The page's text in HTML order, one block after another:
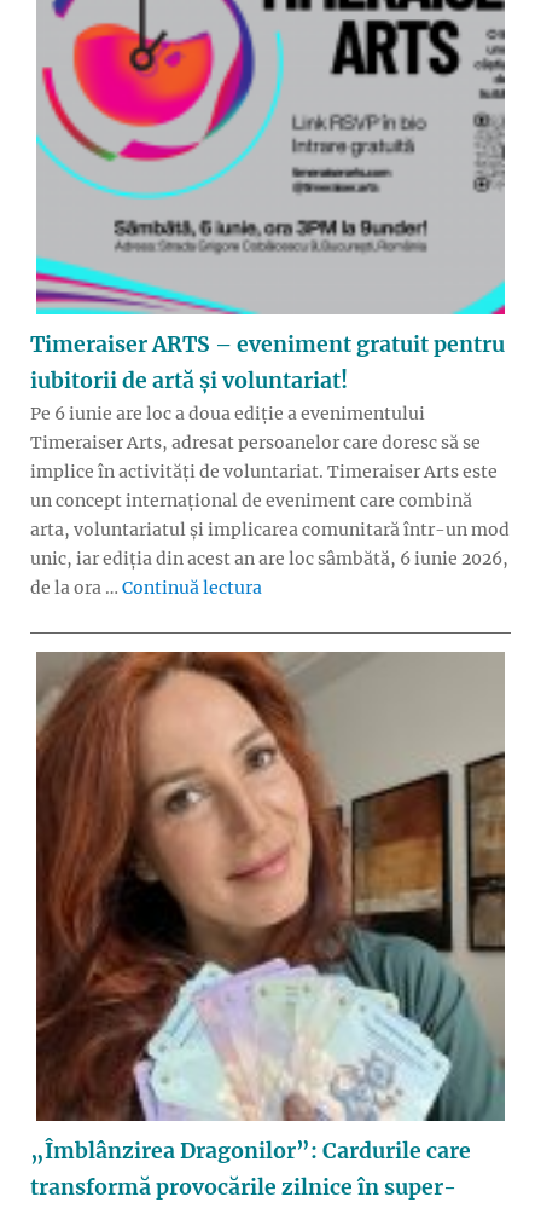
Timeraiser ARTS – eveniment gratuit pentru
iubitorii de artă și voluntariat!
Pe 6 iunie are loc a doua ediție a evenimentului
Timeraiser Arts, adresat persoanelor care doresc să se
implice în activități de voluntariat. Timeraiser Arts este
un concept internațional de eveniment care combină
arta, voluntariatul și implicarea comunitară într-un mod
unic, iar ediția din acest an are loc sâmbătă, 6 iunie 2026,
de la ora … Continuă lectura
„Îmblânzirea Dragonilor”: Cardurile care
transformă provocările zilnice în super-